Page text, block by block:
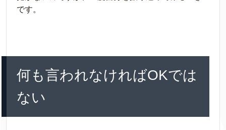
です。
何も言われなければOKでは
ない